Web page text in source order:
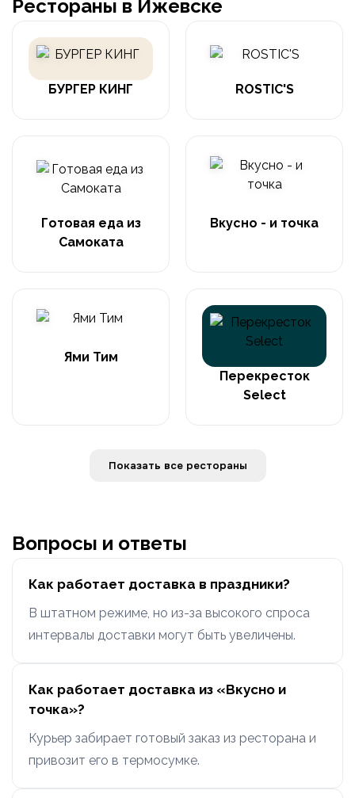
Рестораны в Ижевске
БУРГЕР КИНГ ROSTIC'S
Готовая еда из
Самоката
Вкусно - и точка
Ями Тим
Перекресток
Select
Показать все рестораны
Вопросы и ответы
Как работает доставка в праздники?
В штатном режиме, но из-за высокого спроса
интервалы доставки могут быть увеличены.
Как работает доставка из «Вкусно и
точка»?
Курьер забирает готовый заказ из ресторана и
привозит его в термосумке.